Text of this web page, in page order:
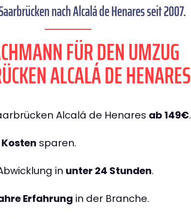
nach Alcalá de Henares seit 2007.
FÜR DEN UMZUG
ALCALÁ DE HENARES
Alcalá de Henares ab 149€.
Kosten sparen.
in unter 24 Stunden.
Erfahrung in der Branche.